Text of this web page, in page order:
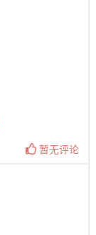
暂无评论